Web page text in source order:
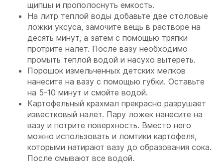
щипцы и прополоснуть емкость.
На литр теплой воды добавьте две столовые
ложки уксуса, замочите вещь в растворе на
десять минут, а затем с помощью тряпки
протрите налет. После вазу необходимо
промыть теплой водой и насухо вытереть.
Порошок измельченных детских мелков
нанесите на вазу с помощью губки. Оставьте
на 5-10 минут и смойте водой.
Картофельный крахмал прекрасно разрушает
известковый налет. Пару ложек нанесите на
вазу и потрите поверхность. Вместо него
можно использовать и ломтики картофеля,
которыми натирают вазу до образования сока.
После смывают все водой.